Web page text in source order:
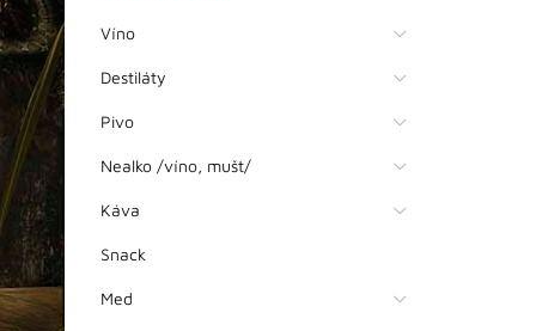
Víno
Destiláty
Pivo
Nealko /víno, mušt/
Káva
Snack
Med